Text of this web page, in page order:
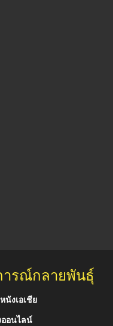
ารณ์กลายพันธุ์
นังเอเชีย
อนไลน์